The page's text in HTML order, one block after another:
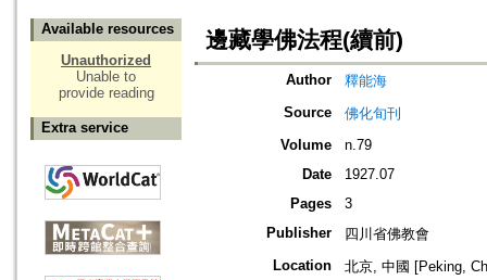
Available resources
Unauthorized
Unable to
provide reading
Extra service
邊藏學佛法程(續前)
Author
釋能海
Source
佛化旬刊
Volume
n.79
Date
1927.07
Pages
3
Publisher
四川省佛教會
Location
北京, 中國 [Peking,